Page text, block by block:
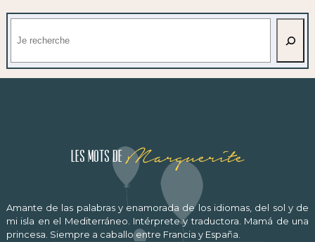
Les mots de Marguerite
Amante de las palabras y enamorada de los idiomas, del sol y de
mi isla en el Mediterráneo. Intérprete y traductora. Mamá de una
princesa. Siempre a caballo entre Francia y España.